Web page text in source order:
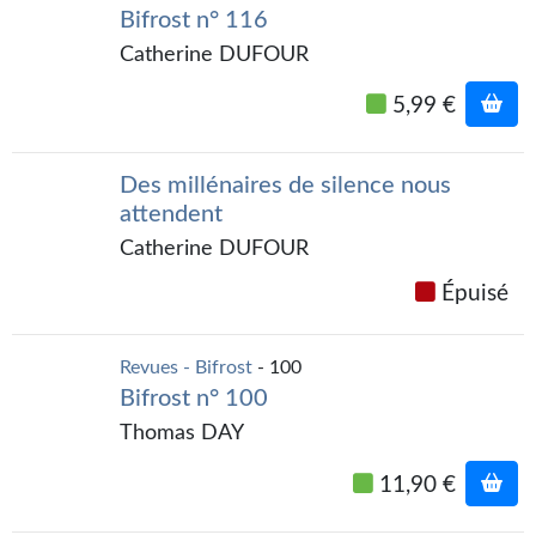
Livres audio
Tous les numéros
S'abonner
Les critiques
GOODIES
Bifrost n° 116
Catherine DUFOUR
5,99 €
Des millénaires de silence nous
attendent
Catherine DUFOUR
Épuisé
Revues - Bifrost - 100
Bifrost n° 100
Thomas DAY
11,90 €